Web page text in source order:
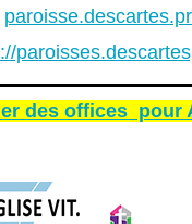
des offices pour